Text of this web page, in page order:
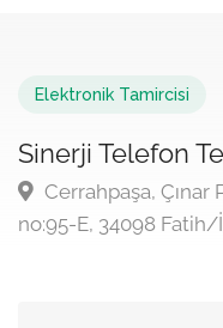
Elektronik Tamircisi
Sinerji Telefon
Cerrahpaşa, Çınar
no:95-E, 34098